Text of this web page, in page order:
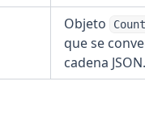
Objeto
que se
cadena JSON.